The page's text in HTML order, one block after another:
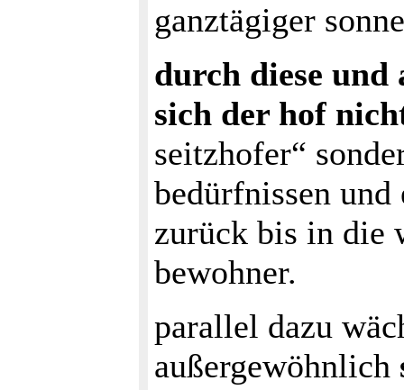
ganztägiger
durch diese und
sich der hof
seitzhofer“
bedürfnissen
zurück bis in die
bewohner.
parallel dazu
außergewöhnlich